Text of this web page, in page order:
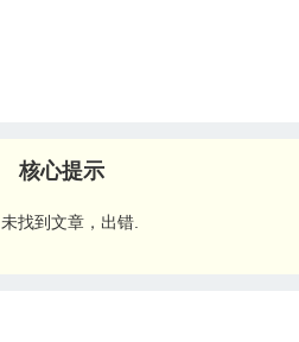
核心提示
未找到文章，出错.